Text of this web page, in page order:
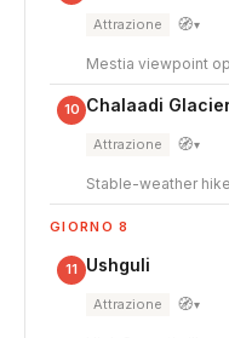
Attrazione 🧭▾
Mestia viewpoint
10 Chalaadi
Attrazione 🧭▾
Stable-weather
GIORNO 8
11 Ushguli
Attrazione 🧭▾